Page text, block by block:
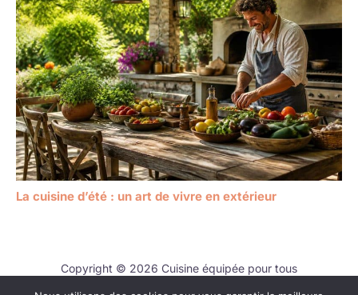
La cuisine d’été : un art de vivre en extérieur
Copyright © 2026 Cuisine équipée pour tous